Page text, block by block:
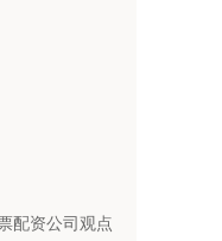
配资公司观点